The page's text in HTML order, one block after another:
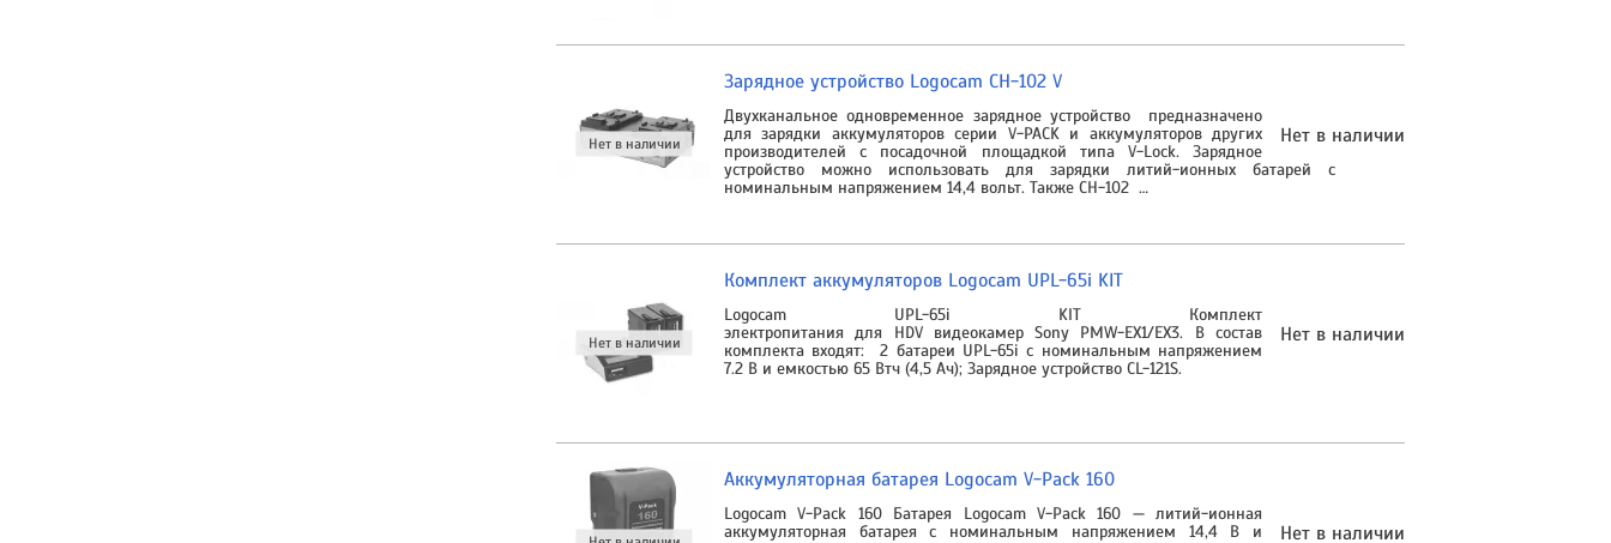
Нет в наличии
Зарядное устройство Logocam CH-102 V
Двухканальное одновременное зарядное устройство предназначено
для зарядки аккумуляторов серии V-PACK и аккумуляторов других
производителей с посадочной площадкой типа V-Lock. Зарядное
устройство можно использовать для зарядки литий-ионных батарей с
номинальным напряжением 14,4 вольт. Также CH-102 …
Нет в наличии
Комплект аккумуляторов Logocam UPL-65i KIT
Logocam UPL-65i KIT Комплект
электропитания для HDV видеокамер Sony PMW-EX1/EX3. В состав
комплекта входят: 2 батареи UPL-65i с номинальным напряжением
7.2 В и емкостью 65 Втч (4,5 Ач); Зарядное устройство CL-121S.
Нет в наличии
Аккумуляторная батарея Logocam V-Pack 160
Logocam V-Pack 160 Батарея Logocam V-Pack 160 — литий-ионная
аккумуляторная батарея с номинальным напряжением 14,4 В и